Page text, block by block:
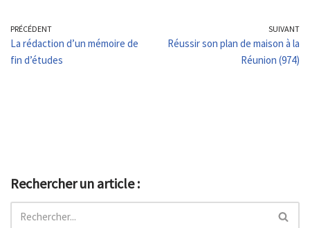
PRÉCÉDENT
La rédaction d’un mémoire de
fin d’études
SUIVANT
Réussir son plan de maison à la
Réunion (974)
Rechercher un article :